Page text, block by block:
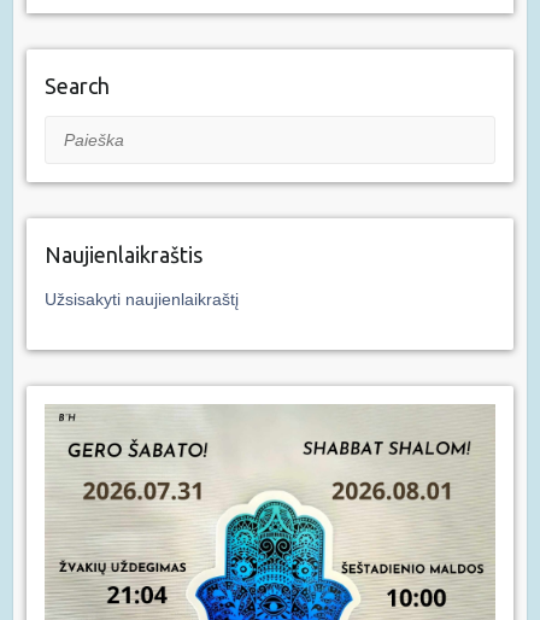
Search
Paieška
Naujienlaikraštis
Užsisakyti naujienlaikraštį